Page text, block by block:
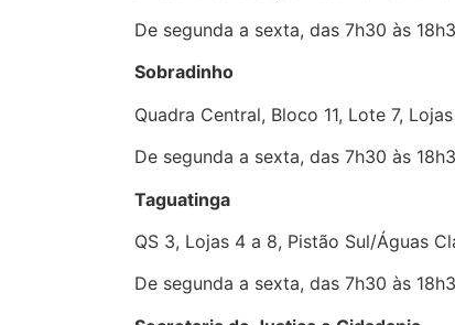
De segunda a sexta, das 7h30 às
Sobradinho
Quadra Central, Bloco 11, Lote 7,
De segunda a sexta, das 7h30 às
Taguatinga
QS 3, Lojas 4 a 8, Pistão Sul/Águas
De segunda a sexta, das 7h30 às